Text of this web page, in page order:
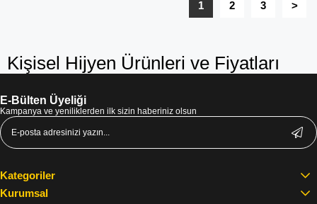
1 2 3 >
Kişisel Hijyen Ürünleri ve Fiyatları
E-Bülten Üyeliği
Kampanya ve yeniliklerden ilk sizin haberiniz olsun
Kategoriler
Kurumsal